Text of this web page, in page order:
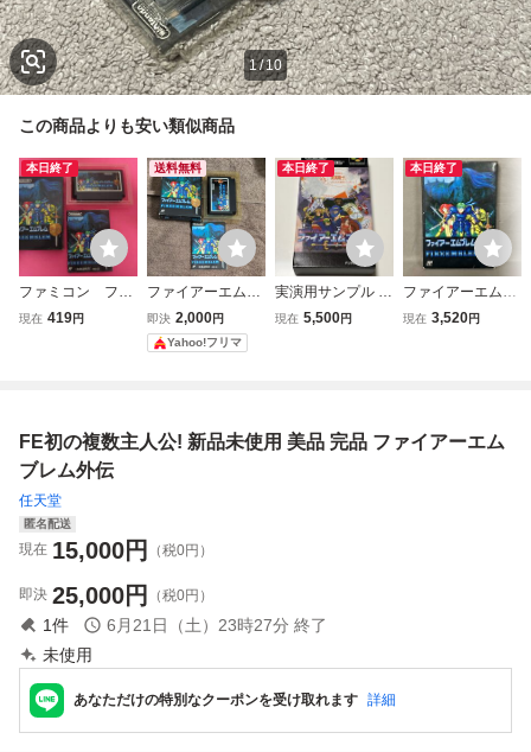
1/10
この商品よりも安い類似商品
本日終了
ファミコン ファ
イアーエムブレム
現在 419円
送料無料
ファイアーエムブ
レム外伝★ファミ
コンソフト
即決 2,000円
Yahoo!フリマ
本日終了
実演用サンプル S
FC ファイアーエ
現在 5,500円
本日終了
ファイアーエムブ
レム外伝
現在 3,520円
FE初の複数主人公! 新品未使用 美品 完品 ファイアーエム
ブレム外伝
任天堂
匿名配送
現在 15,000円 （税0円）
即決 25,000円 （税0円）
1件 6月21日（土）23時27分 終了
未使用
あなただけの特別なクーポンを受け取れます 詳細